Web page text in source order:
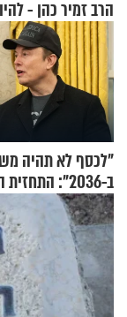
הרב זמיר כהן -
"לכסף לא תהיה
ב-2036":
של אילון מאסק על
הכלכלה